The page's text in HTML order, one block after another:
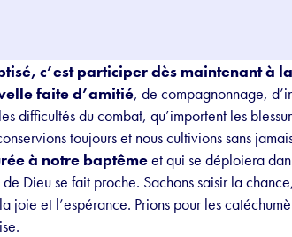
c’est participer dès maintenant à
faite d’amitié, de compagnonnage,
difficultés du combat, qu’importent les
toujours et nous cultivions sans
à notre baptêmeet qui se déploiera
de Dieu se fait proche. Sachons saisir la
joie et l’espérance. Prions pour les